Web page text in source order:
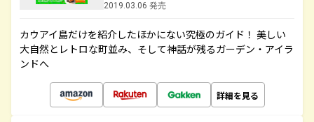
2019.03.06 発売
カウアイ島だけを紹介したほかにない究極のガイド！ 美しい
大自然とレトロな町並み、そして神話が残るガーデン・アイラ
ンドへ
詳細を見る